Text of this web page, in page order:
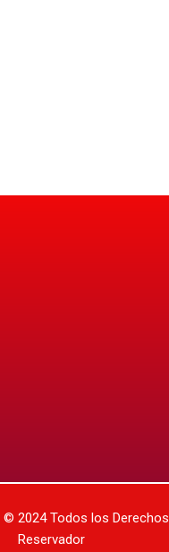
© 2024 Todos los Derechos
Reservador